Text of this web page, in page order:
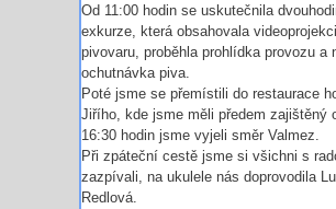
Od 11:00 hodin se uskutečnila
exkurze, která obsahovala
pivovaru, proběhla prohlídka provozu a
ochutnávka piva.
Poté jsme se přemístili do restaurace
Jiřího, kde jsme měli předem zajištěný
16:30 hodin jsme vyjeli směr Valmez.
Při zpáteční cestě jsme si všichni s
zazpívali, na ukulele nás doprovodila
Redlová.